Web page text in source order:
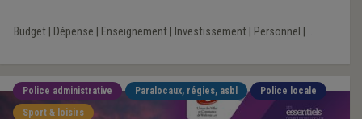
Budget| Dépense Enseignement| Investissement| Personnel ...
Police administrative Paralocaux, régies, asbl
Police locale
Sport & loisirs